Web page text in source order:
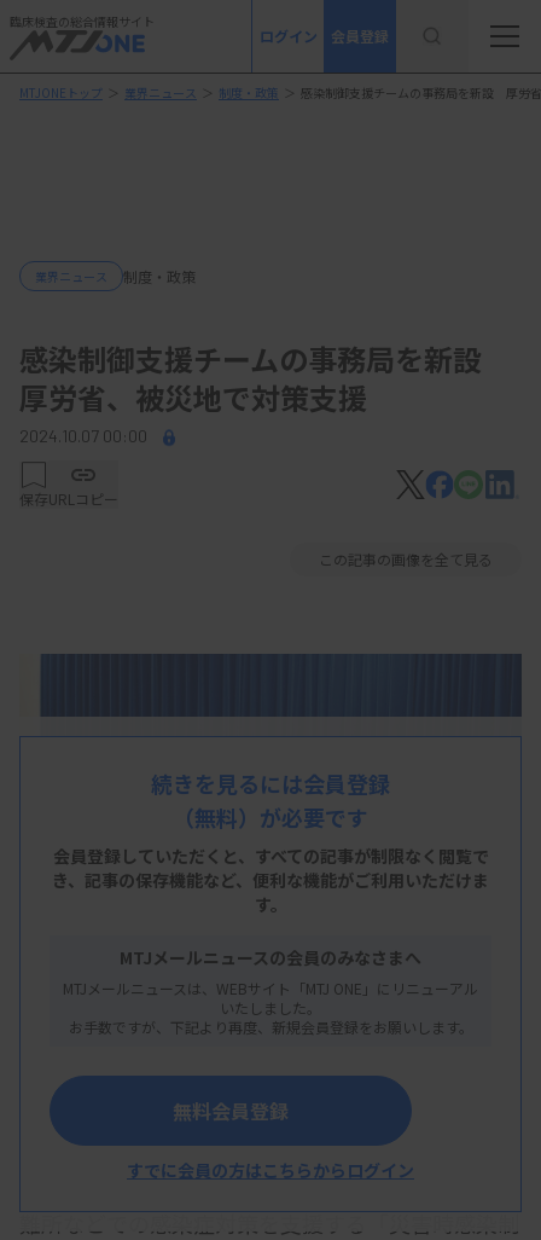
臨床検査の総合情報サイト
ログイン 会員登録
MTJONEトップ ＞ 業界ニュース ＞ 制度・政策 ＞ 感染制御支援チームの事務局を新設 厚労
業界ニュース 制度・政策
感染制御支援チームの事務局を新設
厚労省、被災地で対策支援
2024.10.07 00:00
保存URLコピー
この記事の画像を全て見る
会見に臨む（右から）四柳、泉川、大曲、横田の各氏
厚生労働省は10月1日、大規模災害の発生時に避
難所などでの感染症対策を支援する「災害時感染制
続きを見るには会員登録
（無料）が必要です
会員登録していただくと、すべての記事が制限なく閲覧で
き、 記事の保存機能など、便利な機能がご利用いただけま
す。
MTJメールニュースの会員のみなさまへ
MTJメールニュースは、WEBサイト「MTJ ONE」にリニューアル
いたしました。
お手数ですが、下記より再度、新規会員登録をお願いします。
無料会員登録
すでに会員の方はこちらからログイン